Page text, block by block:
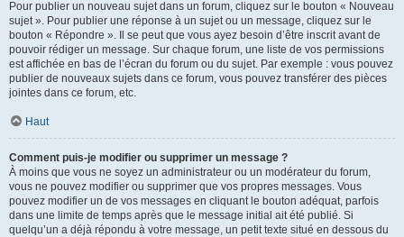
Pour publier un nouveau sujet dans un forum, cliquez sur le bouton « Nouveau
sujet ». Pour publier une réponse à un sujet ou un message, cliquez sur le
bouton « Répondre ». Il se peut que vous ayez besoin d’être inscrit avant de
pouvoir rédiger un message. Sur chaque forum, une liste de vos permissions
est affichée en bas de l’écran du forum ou du sujet. Par exemple : vous pouvez
publier de nouveaux sujets dans ce forum, vous pouvez transférer des pièces
jointes dans ce forum, etc.
Haut
Comment puis-je modifier ou supprimer un message ?
À moins que vous ne soyez un administrateur ou un modérateur du forum,
vous ne pouvez modifier ou supprimer que vos propres messages. Vous
pouvez modifier un de vos messages en cliquant le bouton adéquat, parfois
dans une limite de temps après que le message initial ait été publié. Si
quelqu’un a déjà répondu à votre message, un petit texte situé en dessous du